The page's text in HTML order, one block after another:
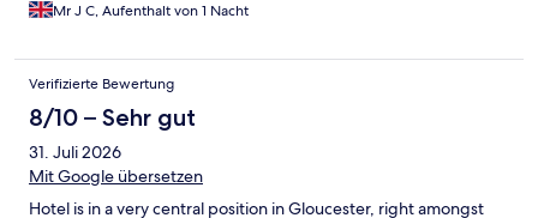
Mr J C, Aufenthalt von 1 Nacht
Verifizierte Bewertung
8/10 – Sehr gut
31. Juli 2026
Mit Google übersetzen
Hotel is in a very central position in Gloucester, right amongst